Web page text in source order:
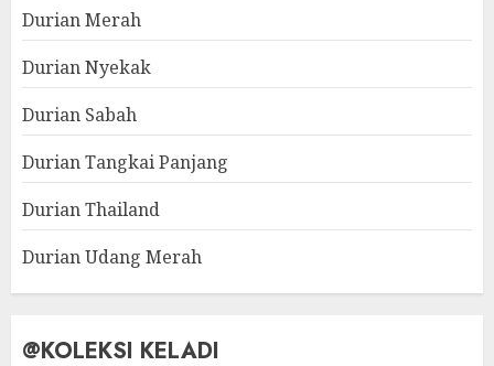
Durian Merah
Durian Nyekak
Durian Sabah
Durian Tangkai Panjang
Durian Thailand
Durian Udang Merah
@KOLEKSI KELADI